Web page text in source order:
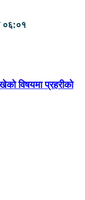
०६:०१
विषयमा प्रहरीको